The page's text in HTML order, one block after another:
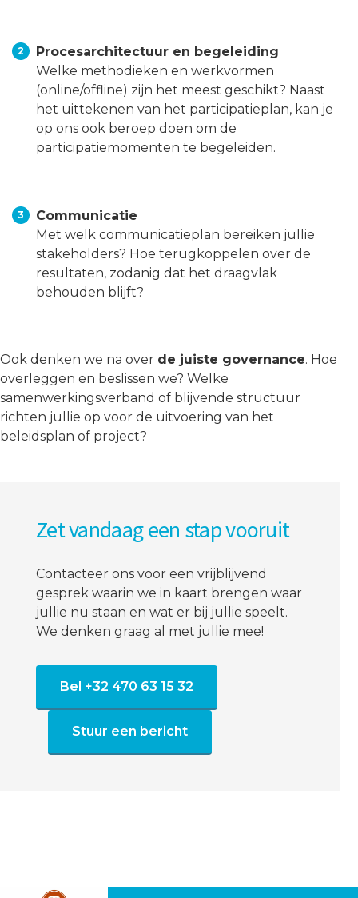
Procesarchitectuur en begeleiding
Welke methodieken en werkvormen
(online/offline) zijn het meest geschikt? Naast
het uittekenen van het participatieplan, kan je
op ons ook beroep doen om de
participatiemomenten te begeleiden.
Communicatie
Met welk communicatieplan bereiken jullie
stakeholders? Hoe terugkoppelen over de
resultaten, zodanig dat het draagvlak
behouden blijft?
Ook denken we na over de juiste governance. Hoe
overleggen en beslissen we? Welke
samenwerkingsverband of blijvende structuur
richten jullie op voor de uitvoering van het
beleidsplan of project?
Zet vandaag een stap vooruit
Contacteer ons voor een vrijblijvend
gesprek waarin we in kaart brengen waar
jullie nu staan en wat er bij jullie speelt.
We denken graag al met jullie mee!
Bel +32 470 63 15 32
Stuur een bericht